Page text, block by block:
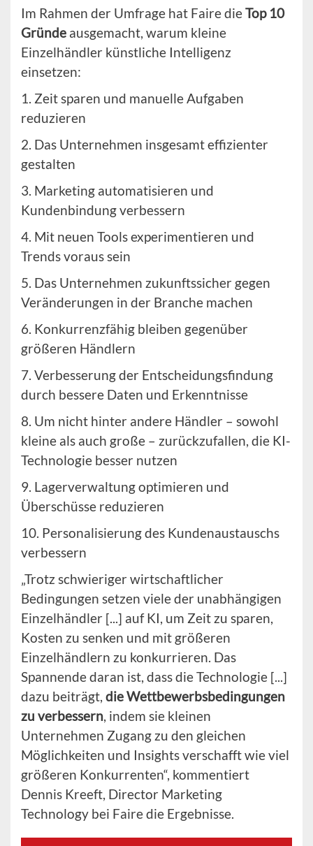
Im Rahmen der Umfrage hat Faire dieTop 10
Gründe ausgemacht, warum kleine
Einzelhändler künstliche Intelligenz
einsetzen:
1. Zeit sparen und manuelle Aufgaben
reduzieren
2. Das Unternehmen insgesamt effizienter
gestalten
3. Marketing automatisieren und
Kundenbindung verbessern
4. Mit neuen Tools experimentieren und
Trends voraus sein
5. Das Unternehmen zukunftssicher gegen
Veränderungen in der Branche machen
6. Konkurrenzfähig bleiben gegenüber
größeren Händlern
7. Verbesserung der Entscheidungsfindung
durch bessere Daten und Erkenntnisse
8. Um nicht hinter andere Händler – sowohl
kleine als auch große – zurückzufallen, die KI-
Technologie besser nutzen
9. Lagerverwaltung optimieren und
Überschüsse reduzieren
10. Personalisierung des Kundenaustauschs
verbessern
„Trotz schwieriger wirtschaftlicher
Bedingungen setzen viele der unabhängigen
Einzelhändler [...] auf KI, um Zeit zu sparen,
Kosten zu senken und mit größeren
Einzelhändlern zu konkurrieren. Das
Spannende daran ist, dass die Technologie [...]
dazu beiträgt, die Wettbewerbsbedingungen
zu verbessern, indem sie kleinen
Unternehmen Zugang zu den gleichen
Möglichkeiten und Insights verschafft wie viel
größeren Konkurrenten“, kommentiert
Dennis Kreeft, Director Marketing
Technology bei Faire die Ergebnisse.